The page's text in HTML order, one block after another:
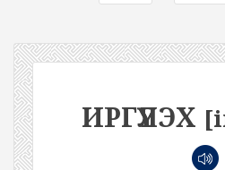
ИРГҮҮЛЭХ